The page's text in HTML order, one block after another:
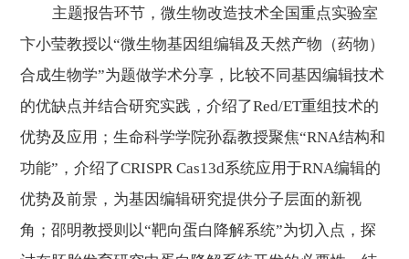
主题报告环节， 微生物改造技术全国重点实验室
卞小莹教授以“微生物基因组编辑及天然产物（药物）
合成生物学”为题做学术分享 ， 比较不同基因编辑技术
的优缺点并结合研究实践，介绍了Red/ET重组技术的
优势及应用；生命科学学院孙磊教授聚焦“RNA结构和
功能”，介绍了CRISPR Cas13d系统应用于RNA编辑的
优势及前景 ，为基因编辑研究提供分子层面的新视
角；邵明教授则以“靶向蛋白降解系统”为切入点，探